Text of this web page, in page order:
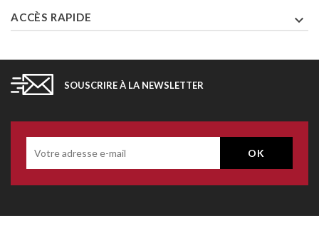
ACCÈS RAPIDE 
SOUSCRIRE À LA NEWSLETTER